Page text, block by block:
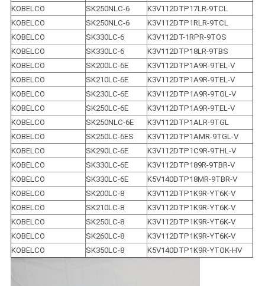
KOBELCO SK250NLC-6
K3V112DTP17LR-9TCL
KOBELCO
SK250NLC-6
K3V112DTP1RLR-9TCL
KOBELCO
SK330LC-6
K3V112DT-1RPR-9TOS
KOBELCO
SK330LC-6
K3V112DTP18LR-9TBS
KOBELCO
SK200LC-6E
K3V112DTP1A9R-9TEL-V
KOBELCO
SK210LC-6E
K3V112DTP1A9R-9TEL-V
KOBELCO
SK230LC-6E
K3V112DTP1A9R-9TGL-V
KOBELCO
SK250LC-6E
K3V112DTP1A9R-9TEL-V
KOBELCO
SK250NLC-6E
K3V112DTP1ALR-9TGL
KOBELCO
SK250LC-6ES
K3V112DTP1AMR-9TGL-V
KOBELCO
SK290LC-6E
K3V112DTP1C9R-9THL-V
KOBELCO
SK330LC-6E
K3V112DTP189R-9TBR-V
KOBELCO
SK330LC-6E
K5V140DTP18MR-9TBR-V
KOBELCO
SK200LC-8
K3V112DTP1K9R-YT6K-V
KOBELCO
SK210LC-8
K3V112DTP1K9R-YT6K-V
KOBELCO
SK250LC-8
K3V112DTP1K9R-YT6K-V
KOBELCO
SK260LC-8
K3V112DTP1K9R-YT6K-V
KOBELCO
SK350LC-8 K5V140DTP1K9R-YTOK-HV